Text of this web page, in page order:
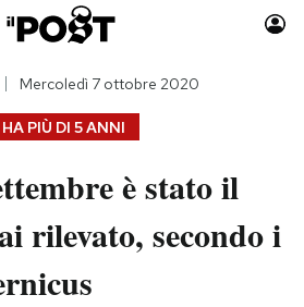
Auto
Moda
Consumismi
PIÙ DI 5 ANNI
Mercoledì 7 ottobre 2020
è stato il
rilevato, secondo i